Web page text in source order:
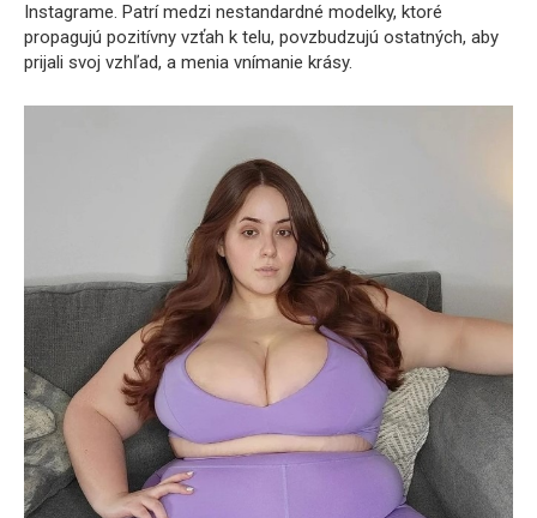
Instagrame. Patrí medzi nestandardné modelky, ktoré
propagujú pozitívny vzťah k telu, povzbudzujú ostatných, aby
prijali svoj vzhľad, a menia vnímanie krásy.